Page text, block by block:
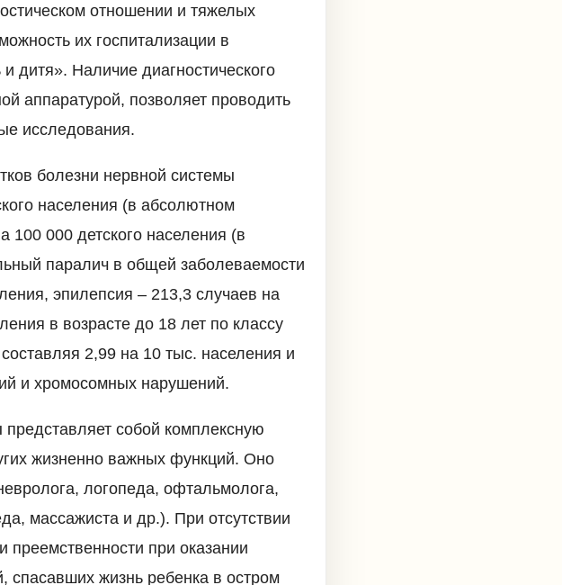
отношении и тяжелых
их госпитализации в
дитя». Наличие диагностического
аппаратурой, позволяет проводить
исследования.
болезни нервной системы
населения (в абсолютном
100 000 детского населения (в
паралич в общей заболеваемости
эпилепсия – 213,3 случаев на
в возрасте до 18 лет по классу
2,99 на 10 тыс. населения и
и хромосомных нарушений.
собой комплексную
жизненно важных функций. Оно
логопеда, офтальмолога,
массажиста и др.). При отсутствии
преемственности при оказании
спасавших жизнь ребенка в остром